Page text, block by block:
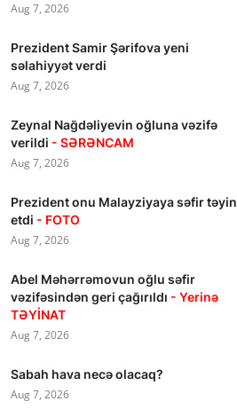
Aug 7, 2026
Prezident Samir Şərifova yeni
səlahiyyət verdi
Aug 7, 2026
Zeynal Nağdəliyevin oğluna vəzifə
verildi - SƏRƏNCAM
Aug 7, 2026
Prezident onu Malayziyaya səfir təyin
etdi - FOTO
Aug 7, 2026
Abel Məhərrəmovun oğlu səfir
vəzifəsindən geri çağırıldı - Yerinə
TƏYİNAT
Aug 7, 2026
Sabah hava necə olacaq?
Aug 7, 2026